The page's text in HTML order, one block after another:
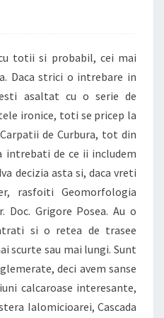
totii si probabil, cei mai
Daca strici o intrebare in
asaltat cu o serie de
ironice, toti se pricep la
de Curbura, tot din
intrebati de ce ii includem
decizia asta si, daca vreti
rasfoiti Geomorfologia
Doc. Grigore Posea. Au o
si o retea de trasee
scurte sau mai lungi. Sunt
deci avem sanse
calcaroase interesante,
Ialomicioarei, Cascada